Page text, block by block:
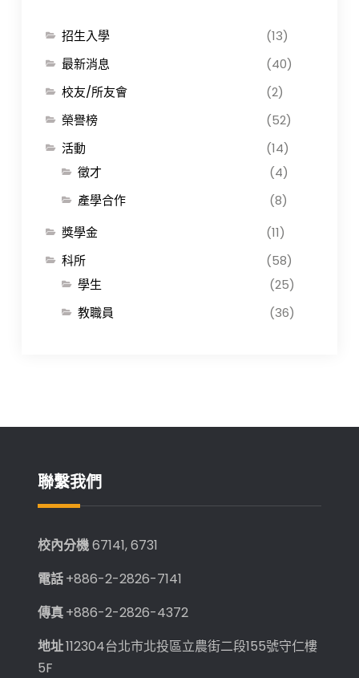
招生入學
(13)
最新消息
(40)
校友/所友會
(2)
榮譽榜
(52)
活動
(14)
徵才
(4)
產學合作
(8)
獎學金
(11)
科所
(58)
學生
(25)
教職員
(36)
聯繫我們
校內分機67141, 6731
電話+886-2-2826-7141
傳真+886-2-2826-4372
地址112304台北市北投區立農街二段155號守仁樓
5F